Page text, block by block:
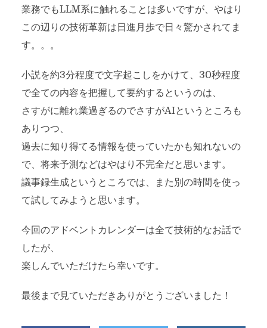
業務でもLLM系に触れることは多いですが、やはり
この辺りの技術革新は日進月歩で日々驚かされてま
す。。。
小説を約3分程度で文字起こしをかけて、30秒程度
で全ての内容を把握して要約するというのは、
さすがに離れ業過ぎるのでさすがAIというところも
ありつつ、
過去に知り得てる情報を使っていたかも知れないの
で、将来予測などはやはり不完全だと思います。
議事録生成というところでは、また別の時間を使っ
て試してみようと思います。
今回のアドベントカレンダーは全て技術的なお話で
したが、
楽しんでいただけたら幸いです。
最後まで見ていただきありがとうございました！